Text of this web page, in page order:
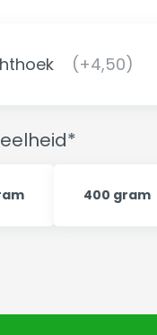
(+4,50)
400 gram